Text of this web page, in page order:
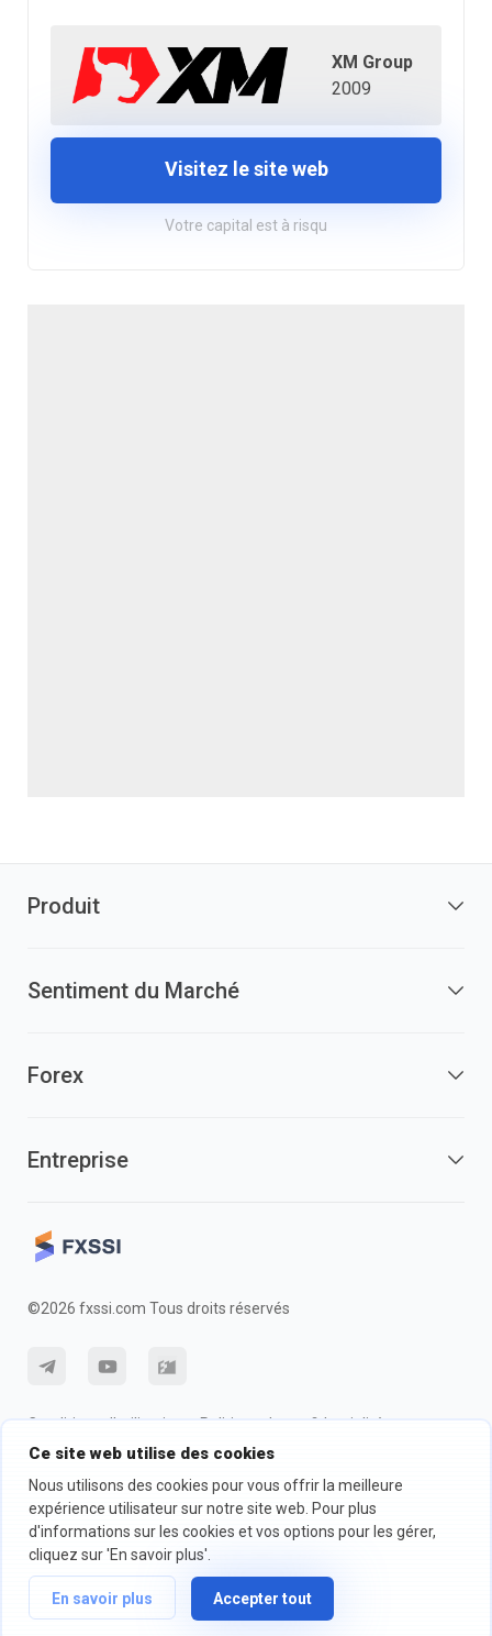
Ce site web utilise des cookies
Nous utilisons des cookies pour vous offrir la meilleure
expérience utilisateur sur notre site web. Pour plus
d'informations sur les cookies et vos options pour les gérer,
cliquez sur 'En savoir plus'.
En savoir plus Accepter tout
XM Group
2009
Visitez le site web
Votre capital est à risqu
Produit
Sentiment du Marché
Forex
Entreprise
©2026 fxssi.com Tous droits réservés
Conditions d'utilisation
Politique de confidentialité
Information sur les risques
Politique des cookie
Site Web exploité par FXSSI LTD Numéro d'enregistrement : 13534801
(Angleterre) | 71-75 Shelton Street, London, England, WC2H 9JQ
Nous vous recommandons de demander un conseil financier
indépendant et de vous assurer que vous comprenez parfaitement les
risques encourus avant de trader.